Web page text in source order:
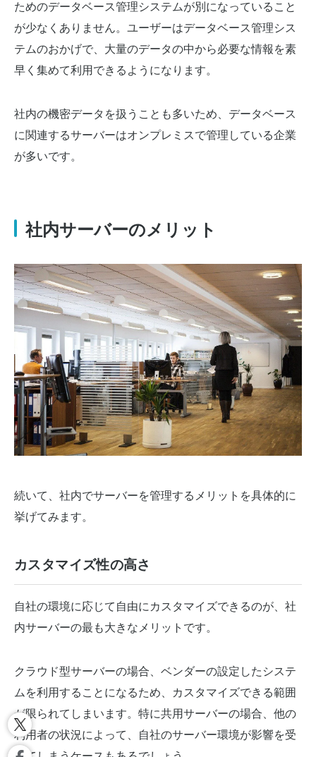
ためのデータベース管理システムが別になっていること
が少なくありません。ユーザーはデータベース管理シス
テムのおかげで、大量のデータの中から必要な情報を素
早く集めて利用できるようになります。
社内の機密データを扱うことも多いため、データベース
に関連するサーバーはオンプレミスで管理している企業
が多いです。
社内サーバーのメリット
続いて、社内でサーバーを管理するメリットを具体的に
挙げてみます。
カスタマイズ性の高さ
自社の環境に応じて自由にカスタマイズできるのが、社
内サーバーの最も大きなメリットです。
クラウド型サーバーの場合、ベンダーの設定したシステ
ムを利用することになるため、カスタマイズできる範囲
が限られてしまいます。特に共用サーバーの場合、他の
利用者の状況によって、自社のサーバー環境が影響を受